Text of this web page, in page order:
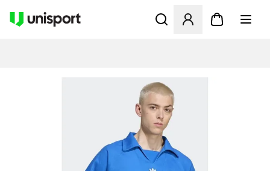
Öppnar en Modal för att